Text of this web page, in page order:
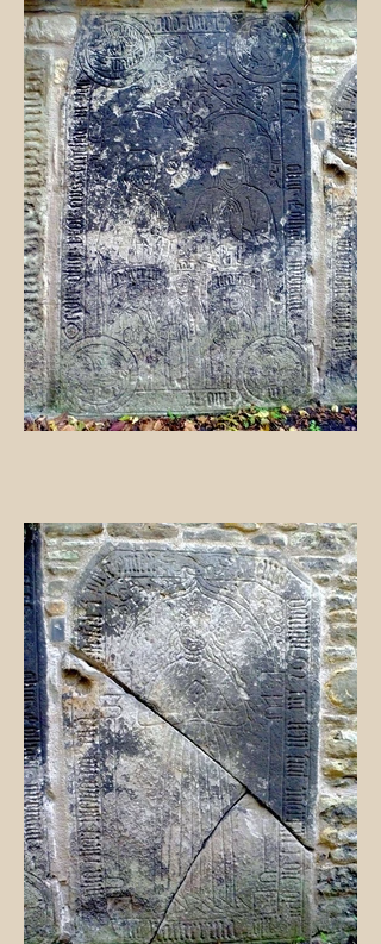
Wie sind von unserem
kleinen Abstecher in die
Edemannstr. zurück und
folgen der Gruppe
Geyer und Marie von Schierstedt.
Ihre Ehe ist Kinderlos geblieben